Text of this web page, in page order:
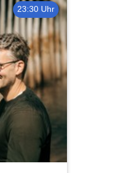
23:30 Uhr